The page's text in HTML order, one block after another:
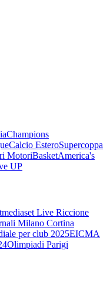
Champions
Calcio EsteroSupercoppa
MotoriBasketAmerica's
UP
Live Riccione
Milano Cortina
per club 2025EICMA
Olimpiadi Parigi